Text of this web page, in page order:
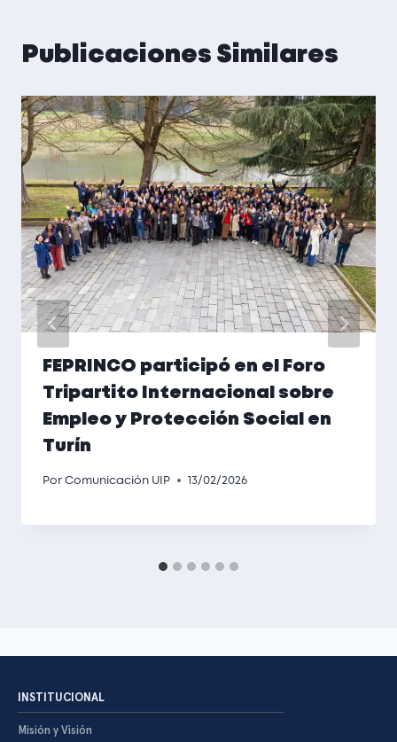
Publicaciones Similares
FEPRINCO participó en el Foro
Tripartito Internacional sobre
Empleo y Protección Social en
Turín
PorComunicación UIP 13/02/2026
INSTITUCIONAL
Misión y Visión